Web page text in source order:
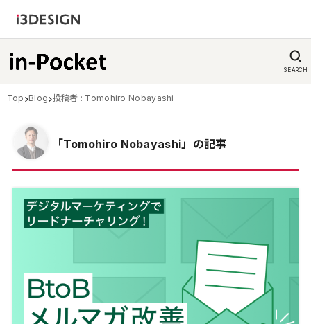
SEARCH
Top Blog 投稿者 : Tomohiro Nobayashi
「Tomohiro Nobayashi」の記事